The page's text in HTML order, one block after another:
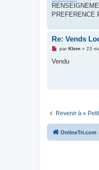
PREFERENCE
Re: Vends
M
s
u
parKlem» 23
Vendu
Revenir à «
OnlineTri.com